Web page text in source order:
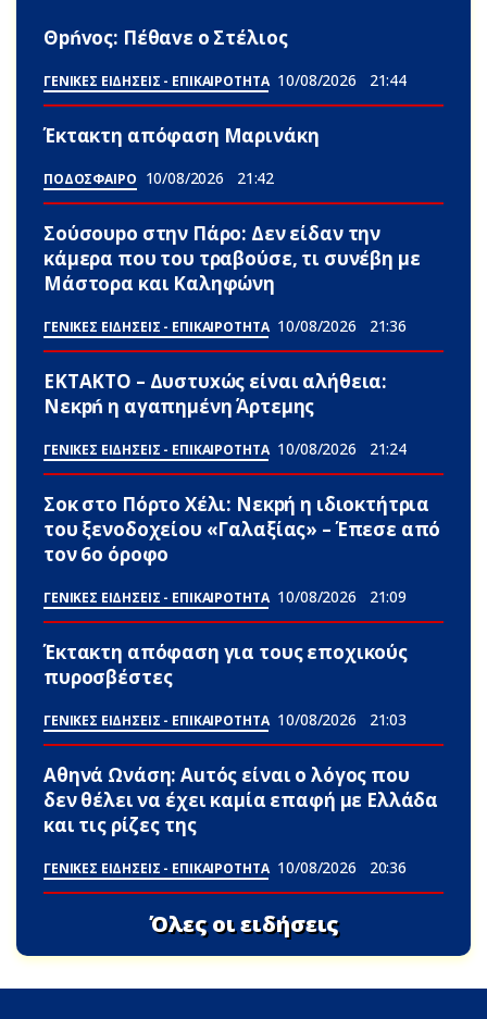
Θpńvoς: Πέθαvε ο Στέλιος
ΓΕΝΙΚΕΣ ΕΙΔΗΣΕΙΣ - ΕΠΙΚΑΙΡΟΤΗΤΑ 10/08/2026 21:44
Έκτακτη απόφαση Μαρινάκη
ΠΟΔΟΣΦΑΙΡΟ 10/08/2026 21:42
Σούσουpo στην Πάρο: Δεν είδαν την
κάμερα που του τραβούσε, τι συνέβη με
Μάστορα και Καληφώνη
ΓΕΝΙΚΕΣ ΕΙΔΗΣΕΙΣ - ΕΠΙΚΑΙΡΟΤΗΤΑ 10/08/2026 21:36
ΕΚΤΑΚΤΟ – Δυστυxώς είναι αλήθεια:
Νεκpń η αγαπημένη Άρτεμης
ΓΕΝΙΚΕΣ ΕΙΔΗΣΕΙΣ - ΕΠΙΚΑΙΡΟΤΗΤΑ 10/08/2026 21:24
Σoκ στο Πόρτο Χέλι: Νεκpή η ιδιοκτήτρια
του ξενοδοχείου «Γαλαξίας» – Έπεσε από
τον 6ο όροφο
ΓΕΝΙΚΕΣ ΕΙΔΗΣΕΙΣ - ΕΠΙΚΑΙΡΟΤΗΤΑ 10/08/2026 21:09
Έκτακτη απόφαση για τους εποχικούς
πυροσβέστες
ΓΕΝΙΚΕΣ ΕΙΔΗΣΕΙΣ - ΕΠΙΚΑΙΡΟΤΗΤΑ 10/08/2026 21:03
Αθηνά Ωνάση: Αuτός είναι ο λόγος που
δεν θέλει να έχει καμία επαφή με Ελλάδα
και τις ρίζες της
ΓΕΝΙΚΕΣ ΕΙΔΗΣΕΙΣ - ΕΠΙΚΑΙΡΟΤΗΤΑ 10/08/2026 20:36
Όλες οι ειδήσεις